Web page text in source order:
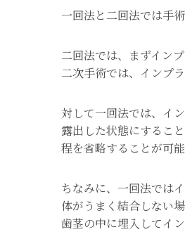
一回法と二回法では手
二回法では、まずイン
二次手術では、インプ
対して一回法では、イ
露出した状態にするこ
程を省略することが可能
ちなみに、一回法では
体がうまく結合しない場
歯茎の中に埋入してイ